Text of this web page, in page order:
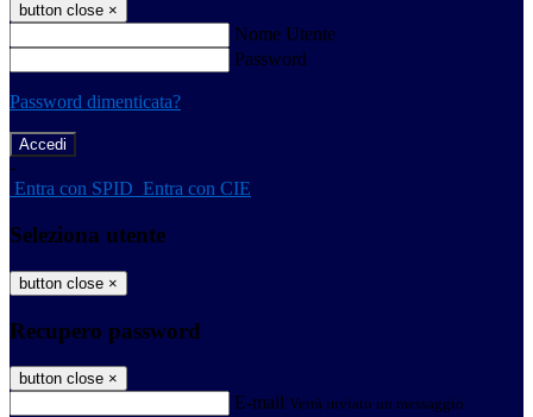
button close ×
Nome Utente
Password
Password dimenticata?
-
Entra con SPID Entra con CIE
Seleziona utente
button close ×
Recupero password
button close ×
E-mail Verrà inviato un messaggio